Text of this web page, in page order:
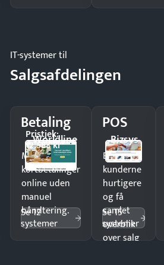
IT-systemer til
Salgsafdelingen
Betaling
Worldline
Pristjek:
12.588 kr
Modtag
kortbetalinger
online uden
manuel
håndtering.
Se 12
systemer
POS
Bizsys
Ekspedér
kunderne
hurtigere
og få
samlet
overblik
over salg
Se 15
systemer